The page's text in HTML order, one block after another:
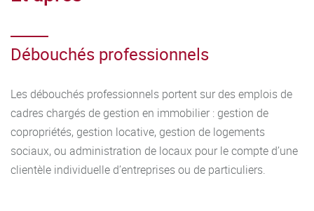
Débouchés professionnels
Les débouchés professionnels portent sur des emplois de
cadres chargés de gestion en immobilier : gestion de
copropriétés, gestion locative, gestion de logements
sociaux, ou administration de locaux pour le compte d’une
clientèle individuelle d’entreprises ou de particuliers.